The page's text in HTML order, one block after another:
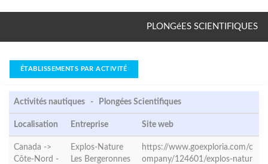
PLONGéES SCIENTIFIQUES
ÉTABLISSEMENTS PAR ACTIVITÉ
Activités nautiques - Plongées Scientifiques
Localisation Entreprise Site web
Canada ->
Côte-Nord -
Explos-Nature
Les Bergeronnes
https://www.goexploria.com/c
ompany/124601/explos-natur